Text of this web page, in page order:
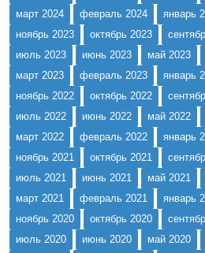
март 2024
февраль 2024 январь
ноябрь 2023
октябрь 2023
июль 2023
июнь 2023 май 2023
март 2023
февраль 2023 январь
ноябрь 2022
октябрь 2022
июль 2022
июнь 2022 май 2022
март 2022
февраль 2022 январь
ноябрь 2021
октябрь 2021
июль 2021
июнь 2021 май 2021
март 2021
февраль 2021 январь
ноябрь 2020
октябрь 2020
июль 2020
июнь 2020 май 2020